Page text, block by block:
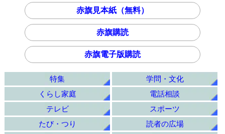
赤旗見本紙（無料）
赤旗購読
赤旗電子版購読
特集
学問・文化
くらし家庭
電話相談
テレビ
スポーツ
たび・つり
読者の広場